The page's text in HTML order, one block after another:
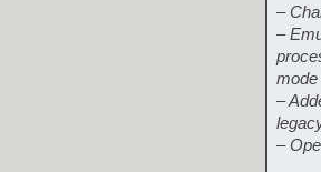
–
–
–
–